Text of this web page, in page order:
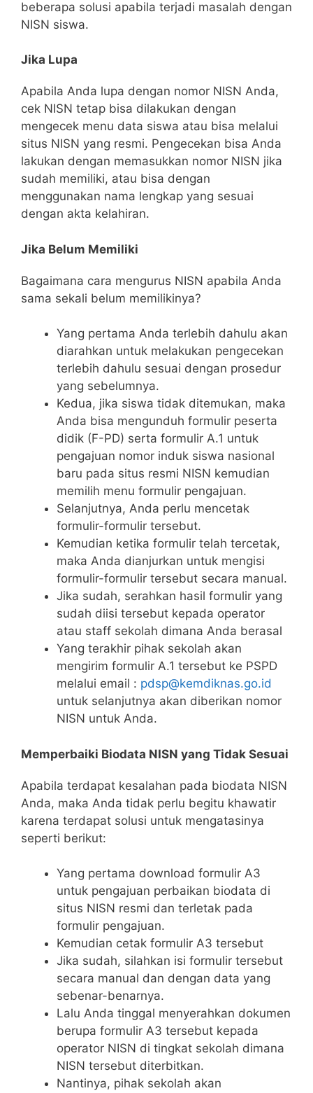
beberapa solusi apabila terjadi masalah dengan
NISN siswa.
Jika Lupa
Apabila Anda lupa dengan nomor NISN Anda,
cek NISN tetap bisa dilakukan dengan
mengecek menu data siswa atau bisa melalui
situs NISN yang resmi. Pengecekan bisa Anda
lakukan dengan memasukkan nomor NISN jika
sudah memiliki, atau bisa dengan
menggunakan nama lengkap yang sesuai
dengan akta kelahiran.
Jika Belum Memiliki
Bagaimana cara mengurus NISN apabila Anda
sama sekali belum memilikinya?
Yang pertama Anda terlebih dahulu akan
diarahkan untuk melakukan pengecekan
terlebih dahulu sesuai dengan prosedur
yang sebelumnya.
Kedua, jika siswa tidak ditemukan, maka
Anda bisa mengunduh formulir peserta
didik (F-PD) serta formulir A.1 untuk
pengajuan nomor induk siswa nasional
baru pada situs resmi NISN kemudian
memilih menu formulir pengajuan.
Selanjutnya, Anda perlu mencetak
formulir-formulir tersebut.
Kemudian ketika formulir telah tercetak,
maka Anda dianjurkan untuk mengisi
formulir-formulir tersebut secara manual.
Jika sudah, serahkan hasil formulir yang
sudah diisi tersebut kepada operator
atau staff sekolah dimana Anda berasal
Yang terakhir pihak sekolah akan
mengirim formulir A.1 tersebut ke PSPD
melalui email : pdsp@kemdiknas.go.id
untuk selanjutnya akan diberikan nomor
NISN untuk Anda.
Memperbaiki Biodata NISN yang Tidak Sesuai
Apabila terdapat kesalahan pada biodata NISN
Anda, maka Anda tidak perlu begitu khawatir
karena terdapat solusi untuk mengatasinya
seperti berikut:
Yang pertama download formulir A3
untuk pengajuan perbaikan biodata di
situs NISN resmi dan terletak pada
formulir pengajuan.
Kemudian cetak formulir A3 tersebut
Jika sudah, silahkan isi formulir tersebut
secara manual dan dengan data yang
sebenar-benarnya.
Lalu Anda tinggal menyerahkan dokumen
berupa formulir A3 tersebut kepada
operator NISN di tingkat sekolah dimana
NISN tersebut diterbitkan.
Nantinya, pihak sekolah akan